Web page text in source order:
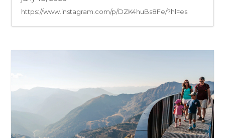
https://www.instagram.com/p/DZK4huBs8Fe/?hl=es